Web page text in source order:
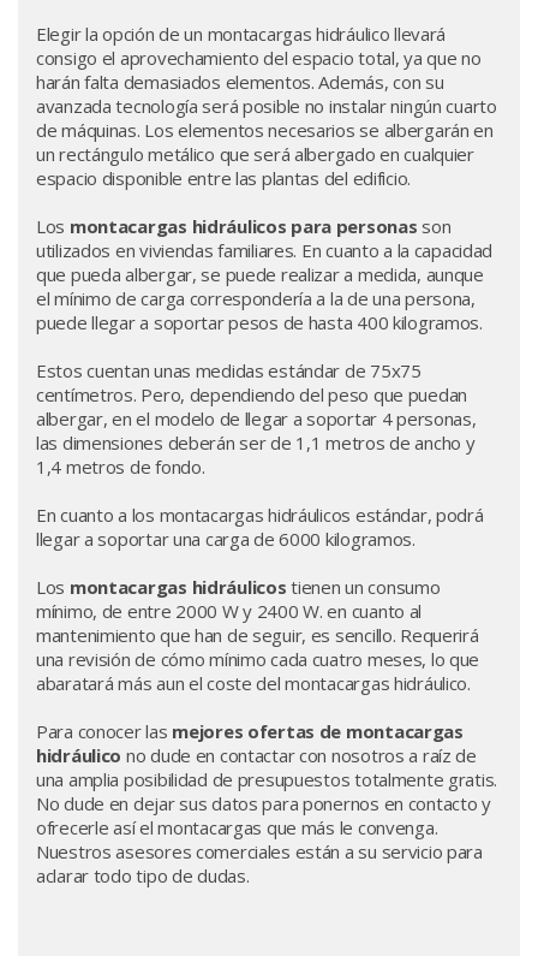
Elegir la opción de un montacargas hidráulico llevará
consigo el aprovechamiento del espacio total, ya que no
harán falta demasiados elementos. Además, con su
avanzada tecnología será posible no instalar ningún cuarto
de máquinas. Los elementos necesarios se albergarán en
un rectángulo metálico que será albergado en cualquier
espacio disponible entre las plantas del edificio.
Los montacargas hidráulicos para personas son
utilizados en viviendas familiares. En cuanto a la capacidad
que pueda albergar, se puede realizar a medida, aunque
el mínimo de carga correspondería a la de una persona,
puede llegar a soportar pesos de hasta 400 kilogramos.
Estos cuentan unas medidas estándar de 75x75
centímetros. Pero, dependiendo del peso que puedan
albergar, en el modelo de llegar a soportar 4 personas,
las dimensiones deberán ser de 1,1 metros de ancho y
1,4 metros de fondo.
En cuanto a los montacargas hidráulicos estándar, podrá
llegar a soportar una carga de 6000 kilogramos.
Los montacargas hidráulicos tienen un consumo
mínimo, de entre 2000 W y 2400 W. en cuanto al
mantenimiento que han de seguir, es sencillo. Requerirá
una revisión de cómo mínimo cada cuatro meses, lo que
abaratará más aun el coste del montacargas hidráulico.
Para conocer las mejores ofertas de montacargas
hidráulico no dude en contactar con nosotros a raíz de
una amplia posibilidad de presupuestos totalmente gratis.
No dude en dejar sus datos para ponernos en contacto y
ofrecerle así el montacargas que más le convenga.
Nuestros asesores comerciales están a su servicio para
aclarar todo tipo de dudas.